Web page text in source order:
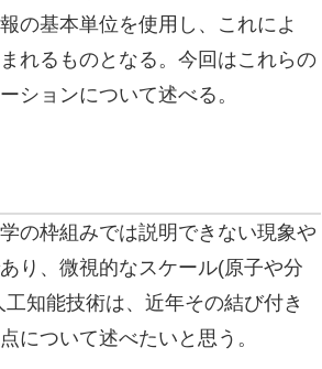
の基本単位を使用し、これによ
れるものとなる。今回はこれらの
ションについて述べる。
の枠組みでは説明できない現象や
り、微視的なスケール(原子や分
知能技術は、近年その結び付き
について述べたいと思う。